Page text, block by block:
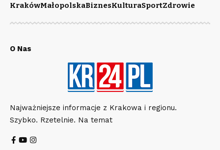
KrakówMałopolskaBiznesKulturaSportZdrowie
O Nas
Najważniejsze informacje z Krakowa i regionu.
Szybko. Rzetelnie. Na temat